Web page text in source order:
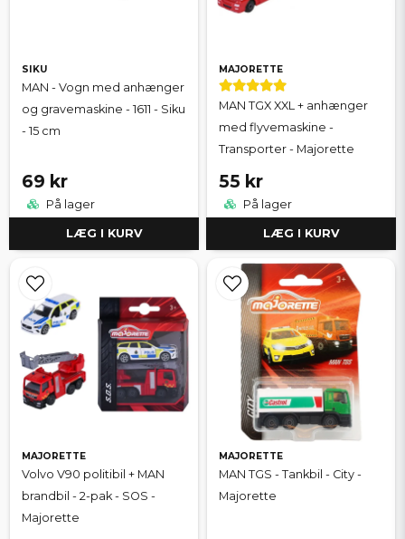
SIKU
MAN - Vogn med anhænger
og gravemaskine - 1611 - Siku
- 15 cm
69 kr
På lager
LÆG I KURV
MAJORETTE
MAN TGX XXL + anhænger
med flyvemaskine -
Transporter - Majorette
55 kr
På lager
LÆG I KURV
MAJORETTE
Volvo V90 politibil + MAN
brandbil - 2-pak - SOS -
Majorette
MAJORETTE
MAN TGS - Tankbil - City -
Majorette